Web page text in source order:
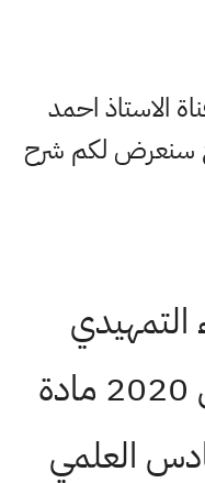
الاستاذ احمد
سنعرض لكم شرح
التمهيدي
سادس علمي احيائي 2020 مادة
العلمي